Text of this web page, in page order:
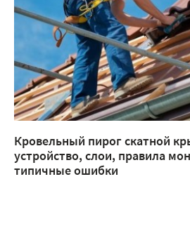
Кровельный пирог скатной
устройство, слои, правила
типичные ошибки